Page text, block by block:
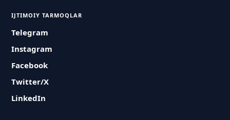
IJTIMOIY TARMOQLAR
Telegram
Instagram
Facebook
Twitter/X
LinkedIn